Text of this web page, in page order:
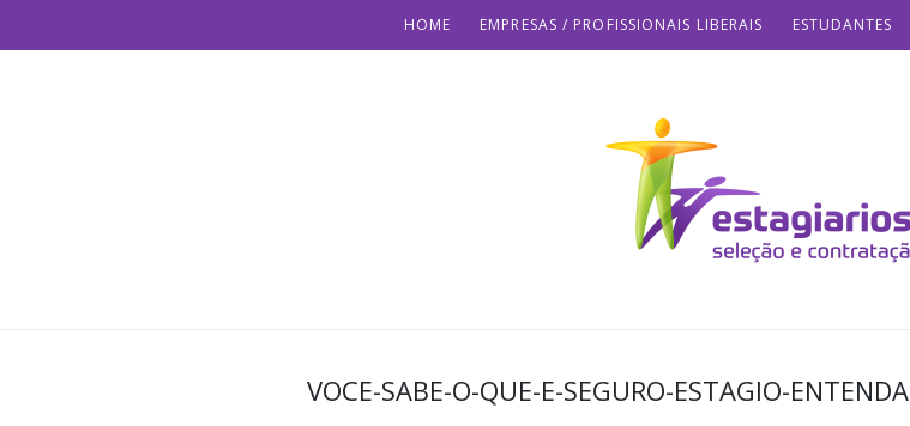
HOME EMPRESAS / PROFISSIONAIS LIBERAIS ESTUDANTES
VOCE-SABE-O-QUE-E-SEGURO-ESTAGIO-ENTENDA